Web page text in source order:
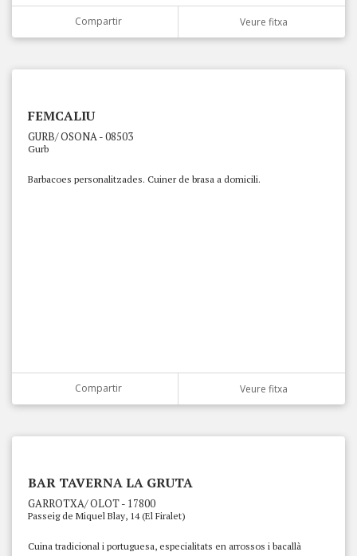
Compartir Veure fitxa
FEMCALIU
GURB/ OSONA - 08503
Gurb
Barbacoes personalitzades. Cuiner de brasa a domicili.
Compartir Veure fitxa
BAR TAVERNA LA GRUTA
GARROTXA/ OLOT - 17800
Passeig de Miquel Blay, 14 (El Firalet)
Cuina tradicional i portuguesa, especialitats en arrossos i bacallà